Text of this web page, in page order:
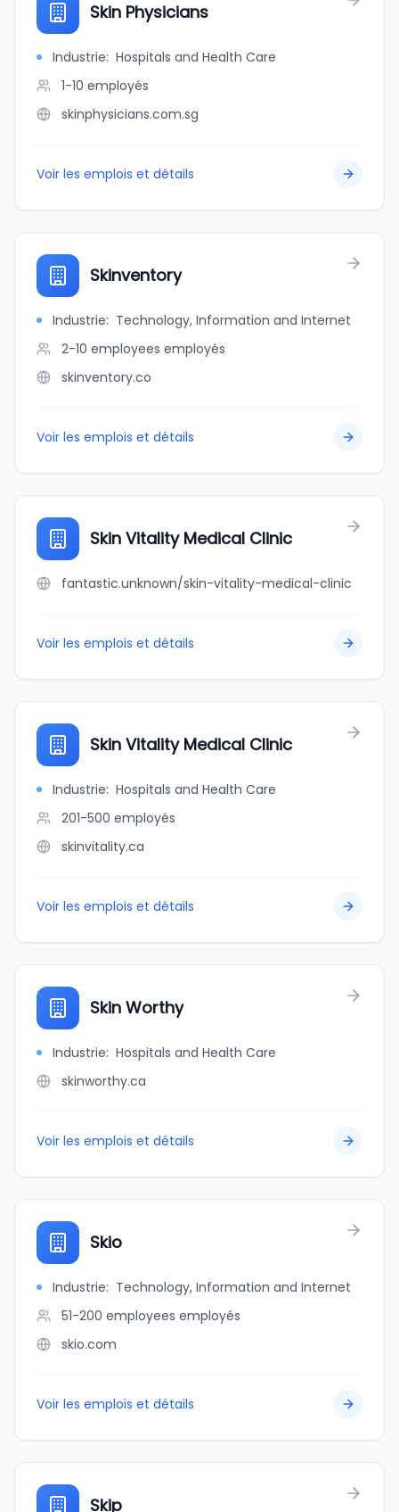
Skin Physicians
Industrie: Hospitals and Health Care
1-10 employés
skinphysicians.com.sg
Voir les emplois et détails
Skinventory
Industrie: Technology, Information and Internet
2-10 employees employés
skinventory.co
Voir les emplois et détails
Skin Vitality Medical Clinic
fantastic.unknown/skin-vitality-medical-clinic
Voir les emplois et détails
Skin Vitality Medical Clinic
Industrie: Hospitals and Health Care
201-500 employés
skinvitality.ca
Voir les emplois et détails
Skin Worthy
Industrie: Hospitals and Health Care
skinworthy.ca
Voir les emplois et détails
Skio
Industrie: Technology, Information and Internet
51-200 employees employés
skio.com
Voir les emplois et détails
Skip